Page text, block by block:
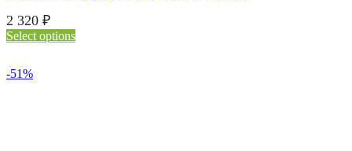
2 320 ₽
Select options
-51%